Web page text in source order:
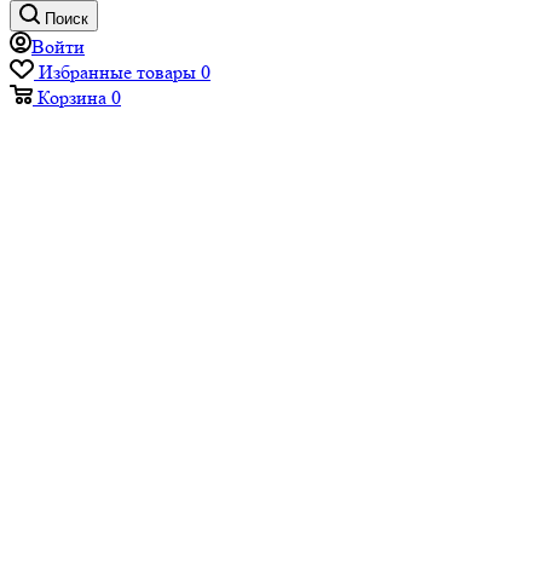
Поиск
Войти
Избранные товары 0
Корзина 0